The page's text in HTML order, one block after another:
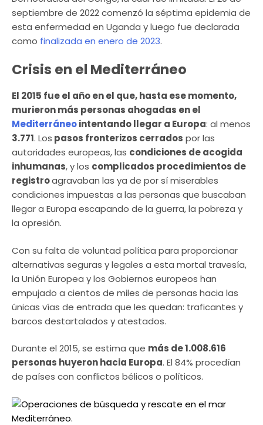
septiembre de 2022 comenzó la séptima epidemia de
esta enfermedad en Uganda y luego fue declarada
como finalizada en enero de 2023.
Crisis en el Mediterráneo
El 2015 fue el año en el que, hasta ese momento,
murieron más personas ahogadas en el
Mediterráneointentando llegar a Europa: al menos
3.771. Los pasos fronterizos cerrados por las
autoridades europeas, las condiciones de acogida
inhumanas, y los complicados procedimientos de
registroagravaban las ya de por sí miserables
condiciones impuestas a las personas que buscaban
llegar a Europa escapando de la guerra, la pobreza y
la opresión.
Con su falta de voluntad política para proporcionar
alternativas seguras y legales a esta mortal travesía,
la Unión Europea y los Gobiernos europeos han
empujado a cientos de miles de personas hacia las
únicas vías de entrada que les quedan: traficantes y
barcos destartalados y atestados.
Durante el 2015, se estima que más de 1.008.616
personas huyeron hacia Europa. El 84% procedían
de países con conflictos bélicos o políticos.